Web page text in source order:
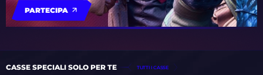
PARTECIPA
CASSE SPECIALI SOLO PER TE TUTTI I CASSE